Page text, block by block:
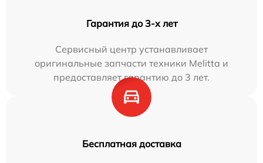
Гарантия до 3-х лет
Сервисный центр устанавливает
оригинальные запчасти техники Melitta и
предоставляет гарантию до 3 лет.
Бесплатная доставка